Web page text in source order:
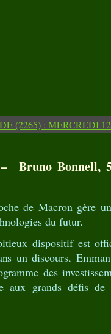
Bruno Bonnell,
de Macron gère
du futur.
dispositif est
un discours,
des
aux grands défis